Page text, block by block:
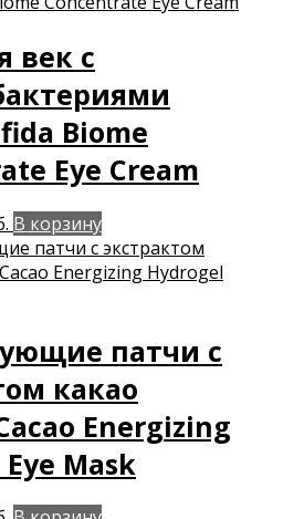
век с
Biome
Eye Cream
В корзину
патчи с
какао
Energizing
Mask